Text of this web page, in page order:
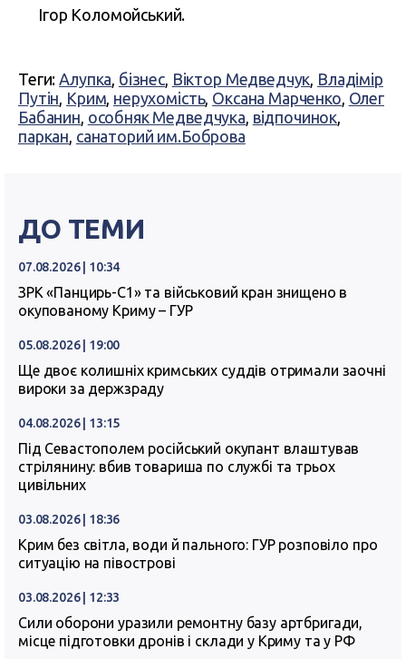
Ігор Коломойський.
Теги: Алупка бізнес Віктор Медведчук Владімір
Путін Крим нерухомість, Оксана Марченко Олег
Бабанин особняк Медведчука відпочинок
паркан санаторий им.Боброва
ДО ТЕМИ
07.08.2026 | 10:34
ЗРК «Панцирь-С1» та військовий кран знищено в
окупованому Криму – ГУР
05.08.2026 | 19:00
Ще двоє колишніх кримських суддів отримали заочні
вироки за держзраду
04.08.2026 | 13:15
Під Севастополем російський окупант влаштував
стрілянину: вбив товариша по службі та трьох
цивільних
03.08.2026 | 18:36
Крим без світла, води й пального: ГУР розповіло про
ситуацію на півострові
03.08.2026 | 12:33
Сили оборони уразили ремонтну базу артбригади,
місце підготовки дронів і склади у Криму та у РФ